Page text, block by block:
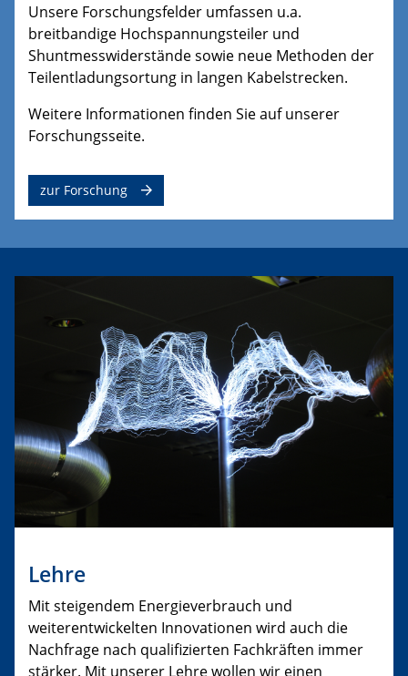
Unsere Forschungsfelder umfassen u.a.
breitbandige Hochspannungsteiler und
Shuntmesswiderstände sowie neue Methoden der
Teilentladungsortung in langen Kabelstrecken.
Weitere Informationen finden Sie auf unserer
Forschungsseite.
zur Forschung
Lehre
Mit steigendem Energieverbrauch und
weiterentwickelten Innovationen wird auch die
Nachfrage nach qualifizierten Fachkräften immer
stärker. Mit unserer Lehre wollen wir einen